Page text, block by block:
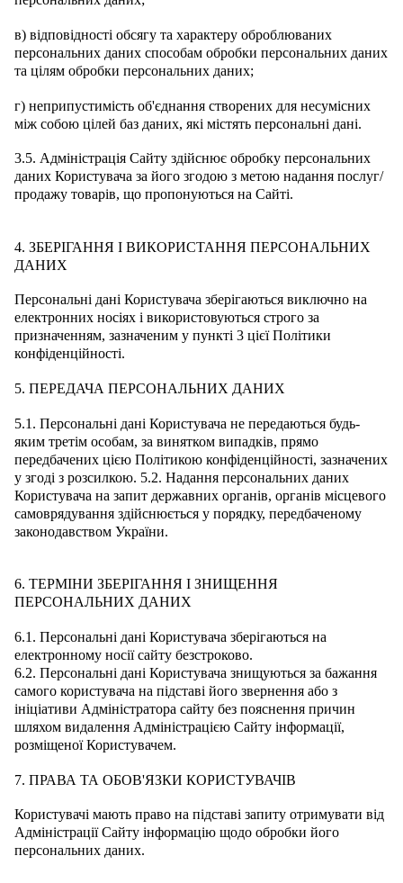
в) відповідності обсягу та характеру оброблюваних
персональних даних способам обробки персональних даних
та цілям обробки персональних даних;
г) неприпустимість об'єднання створених для несумісних
між собою цілей баз даних, які містять персональні дані.
3.5. Адміністрація Сайту здійснює обробку персональних
даних Користувача за його згодою з метою надання послуг/
продажу товарів, що пропонуються на Сайті.
4. ЗБЕРІГАННЯ І ВИКОРИСТАННЯ ПЕРСОНАЛЬНИХ
ДАНИХ
Персональні дані Користувача зберігаються виключно на
електронних носіях і використовуються строго за
призначенням, зазначеним у пункті 3 цієї Політики
конфіденційності.
5. ПЕРЕДАЧА ПЕРСОНАЛЬНИХ ДАНИХ
5.1. Персональні дані Користувача не передаються будь-
яким третім особам, за винятком випадків, прямо
передбачених цією Політикою конфіденційності, зазначених
у згоді з розсилкою. 5.2. Надання персональних даних
Користувача на запит державних органів, органів місцевого
самоврядування здійснюється у порядку, передбаченому
законодавством України.
6. ТЕРМІНИ ЗБЕРІГАННЯ І ЗНИЩЕННЯ
ПЕРСОНАЛЬНИХ ДАНИХ
6.1. Персональні дані Користувача зберігаються на
електронному носії сайту безстроково.
6.2. Персональні дані Користувача знищуються за бажання
самого користувача на підставі його звернення або з
ініціативи Адміністратора сайту без пояснення причин
шляхом видалення Адміністрацією Сайту інформації,
розміщеної Користувачем.
7. ПРАВА ТА ОБОВ'ЯЗКИ КОРИСТУВАЧІВ
Користувачі мають право на підставі запиту отримувати від
Адміністрації Сайту інформацію щодо обробки його
персональних даних.